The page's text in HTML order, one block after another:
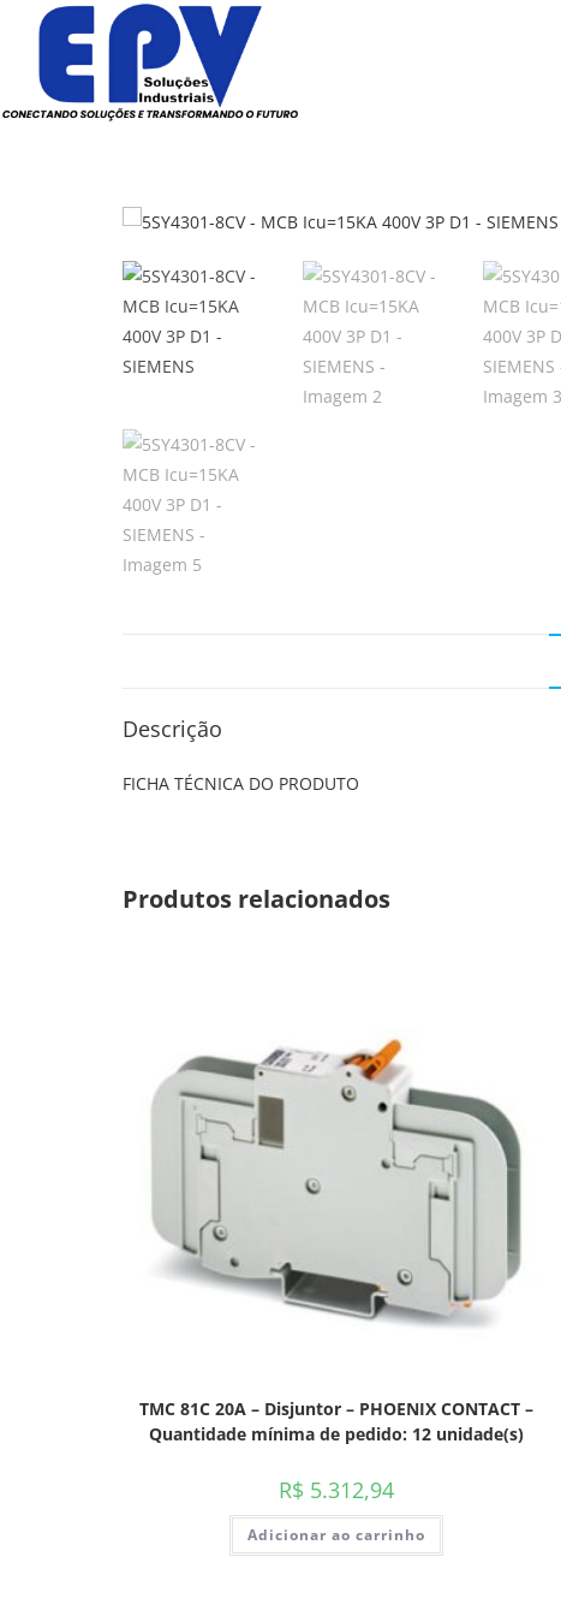
Descrição
FICHA TÉCNICA DO PRODUTO
Produtos relacionados
TMC 81C 20A – Disjuntor – PHOENIX CONTACT –
Quantidade mínima de pedido: 12 unidade(s)
R$ 5.312,94
Adicionar ao carrinho